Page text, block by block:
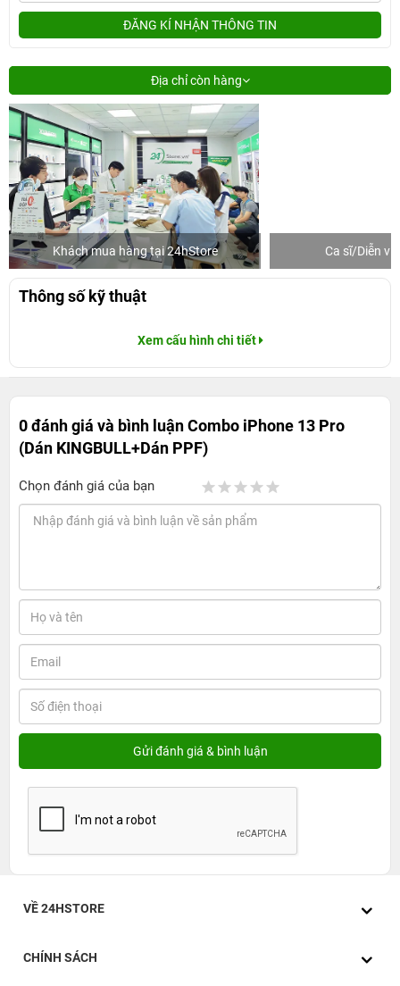
ĐĂNG KÍ NHẬN THÔNG TIN
Địa chỉ còn hàng
Khách mua hàng tại 24hStore Ca sĩ/Diễn
Thông số kỹ thuật
Xem cấu hình chi tiết
0 đánh giá và bình luậnCombo iPhone 13 Pro
(Dán KINGBULL+Dán PPF)
Chọn đánh giá của bạn
VỀ 24HSTORE
CHÍNH SÁCH